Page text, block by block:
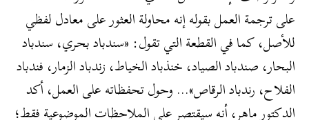
على ترجمة العمل بقوله إنه محاولة العثور على معادل لفظي
للأصل، كما في القطعة التي تقول: «سندباد بحري، سندباد
البحار، صندباد الصياد، خنذباد الخياط، زندباد الزمار، فندباد
الفلاح، رندباد الرقاص»… وحول تحفظاته على العمل، أكد
الدكتور ماهر، أنه سيقتصر على الملاحظات الموضوعية فقط؛